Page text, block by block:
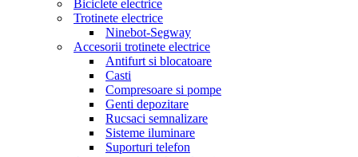
Biciclete electrice
Trotinete electrice
Ninebot-Segway
Accesorii trotinete electrice
Antifurt si blocatoare
Casti
Compresoare si pompe
Genti depozitare
Rucsaci semnalizare
Sisteme iluminare
Suporturi telefon